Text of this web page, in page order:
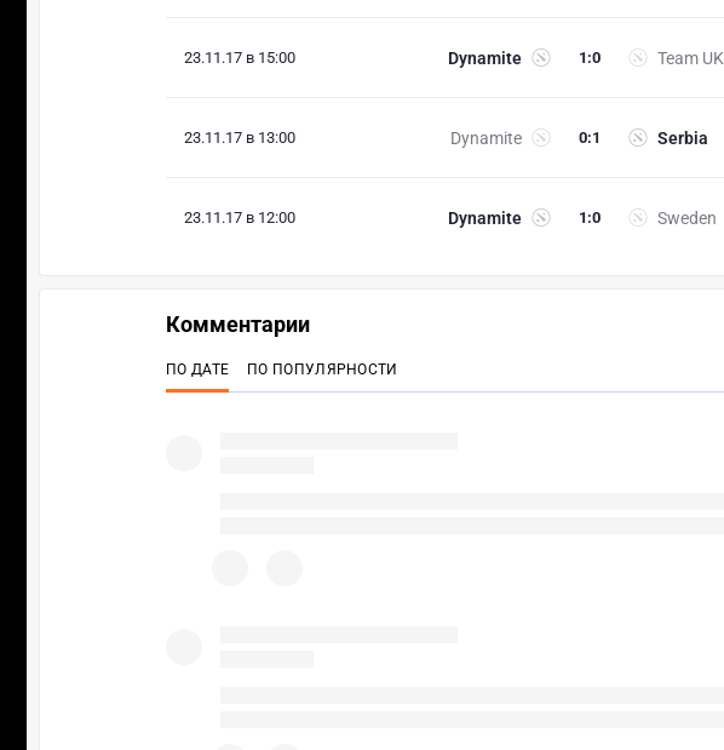
23.11.17 в 15:00 Dynamite Team UK
1 :0
23.11.17 в 13:00 Dynamite Serbia
0:1
23.11.17 в 12:00 Dynamite Sweden
1 :0
Комментарии
ПО ДАТЕ ПО ПОПУЛЯРНОСТИ